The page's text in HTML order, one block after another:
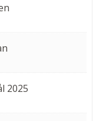
2025